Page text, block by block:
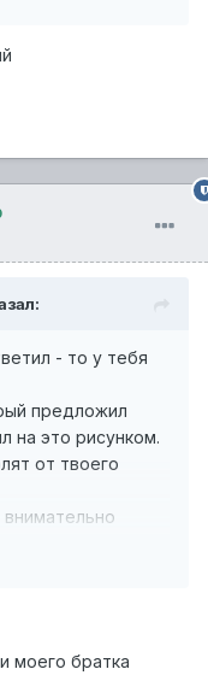
- то у тебя
предложил
на это рисунком.
от твоего
моего братка